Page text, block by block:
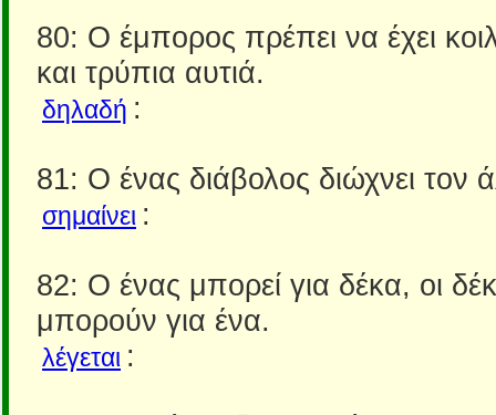
80: Ο έμπορος πρέπει να έχει
και τρύπια αυτιά.
δηλαδή :
81: Ο ένας διάβολος διώχνει τον
σημαίνει :
82: Ο ένας μπορεί για δέκα, οι
μπορούν για ένα.
λέγεται :